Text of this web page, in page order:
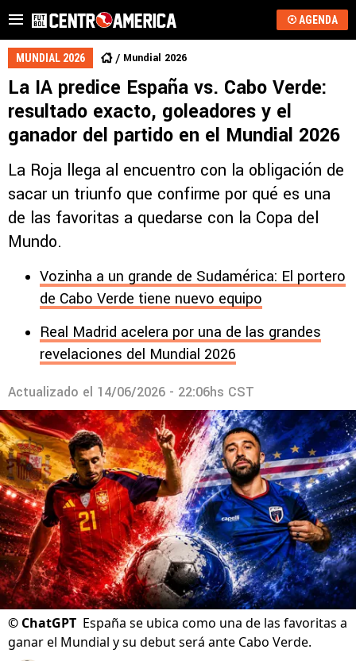
AGENDA
MUNDIAL 2026 Mundial 2026
La IA predice España vs. Cabo Verde:
resultado exacto, goleadores y el
ganador del partido en el Mundial 2026
La Roja llega al encuentro con la obligación de
sacar un triunfo que confirme por qué es una
de las favoritas a quedarse con la Copa del
Mundo.
Vozinha a un grande de Sudamérica: El portero
de Cabo Verde tiene nuevo equipo
Real Madrid acelera por una de las grandes
revelaciones del Mundial 2026
Actualizado el 14/06/2026 - 22:06hs CST
© ChatGPT España se ubica como una de las favoritas a
ganar el Mundial y su debut será ante Cabo Verde.